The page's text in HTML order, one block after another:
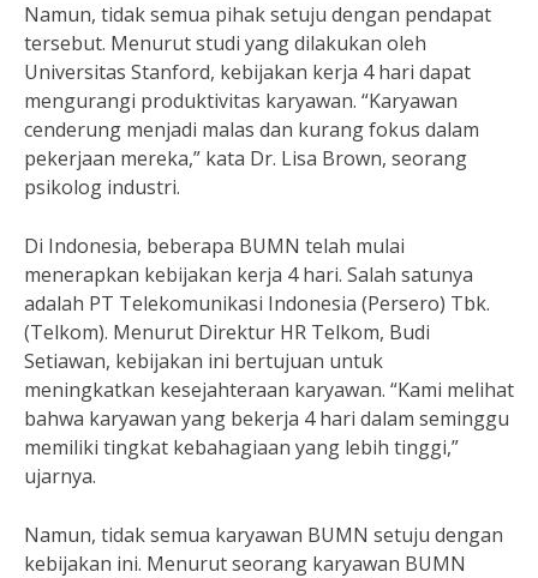
Namun, tidak semua pihak setuju dengan pendapat
tersebut. Menurut studi yang dilakukan oleh
Universitas Stanford, kebijakan kerja 4 hari dapat
mengurangi produktivitas karyawan. “Karyawan
cenderung menjadi malas dan kurang fokus dalam
pekerjaan mereka,” kata Dr. Lisa Brown, seorang
psikolog industri.
Di Indonesia, beberapa BUMN telah mulai
menerapkan kebijakan kerja 4 hari. Salah satunya
adalah PT Telekomunikasi Indonesia (Persero) Tbk.
(Telkom). Menurut Direktur HR Telkom, Budi
Setiawan, kebijakan ini bertujuan untuk
meningkatkan kesejahteraan karyawan. “Kami melihat
bahwa karyawan yang bekerja 4 hari dalam seminggu
memiliki tingkat kebahagiaan yang lebih tinggi,”
ujarnya.
Namun, tidak semua karyawan BUMN setuju dengan
kebijakan ini. Menurut seorang karyawan BUMN